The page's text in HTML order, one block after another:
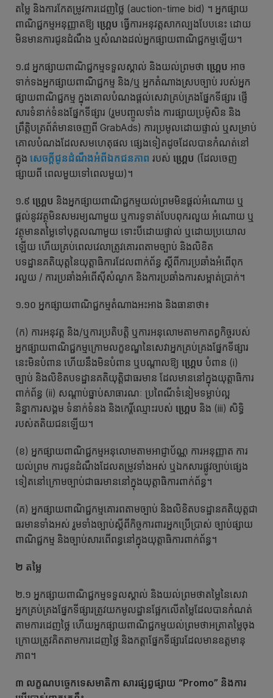
តម្លៃ និងការកែតម្រូវការដេញថ្លៃ (auction-time bid) ។ អ្នកផ្សាយ
ពាណិជ្ជកម្មអនុញ្ញាតឱ្យ ហ្គ្រេប ធ្វើការអនុវត្តសាកល្បងបែបនេះ ដោយ
មិនមានការជូនដំណឹង ឬសំណងដល់អ្នកផ្សាយពាណិជ្ជកម្មឡើយ។
១.៨ អ្នកផ្សាយពាណិជ្ជកម្មទទួលស្គាល់ និងយល់ព្រមថា ហ្គ្រេប អាច
ទាក់ទងអ្នកផ្សាយពាណិជ្ជកម្ម និង/ឬ អ្នកតំណាងស្របច្បាប់ របស់អ្នក
ផ្សាយពាណិជ្ជកម្ម ក្នុងគោលបំណងផ្តល់សេវាគ្រប់គ្រងផ្នែកទីផ្សារ ផ្ញើ
សារទំនាក់ទំនងផ្នែកទីផ្សារ (រួមបញ្ចូលទាំង ការផ្សាយប្រម៉ូសិន និង
ព្រឹត្តិបត្រព័ត៌មានចេញពី GrabAds) ការប្រមូលដោយផ្ទាល់ ឬសម្រាប់
គោលបំណងដែលសមហេតុផល ផ្សេងទៀតដូចដែលបានកំណត់នៅ
ក្នុង សេចក្តីជូនដំណឹងអំពីឯកជនភាព របស់ ហ្គ្រេប (ដែលចេញ
ផ្សាយពី ពេលមួយទៅពេលមួយ)។
១.៩ ហ្គ្រេប និងអ្នកផ្សាយពាណិជ្ជកម្មយល់ព្រមមិនផ្ដល់អំណោយ ឬ
ផ្ដល់នូវវត្ថុមិនសមរម្យណាមួយ ឬការទូទាត់បែបពុករលួយ អំណោយ ឬ
វត្ថុមានតម្លៃទៅបុគ្គលណាមួយ ទោះបីដោយផ្ទាល់ ឬដោយប្រយោល
ឡើយ ហើយគ្រប់ពេលវេលាត្រូវគោរពតាមច្បាប់ និងលិខិត
បទដ្ឋានគតិយុត្តនៃយុត្តាធិការដែលពាក់ព័ន្ធ ស្ដីពីការប្រឆាំងអំពើពុក
រលួយ / ការប្រឆាំងអំពើស៊ីសំណូក និងការប្រឆាំងការសម្អាត់ប្រាក់។
១.១០ អ្នកផ្សាយពាណិជ្ជកម្មតំណាងអះអាង និងធានាថា៖
(ក) ការអនុវត្ត និង/ឬការប្រតិបត្តិ ឬការអនុលោមតាមកាតព្វកិច្ចរបស់
អ្នកផ្សាយពាណិជ្ជកម្មក្រោមលក្ខខណ្ឌនៃសេវាអ្នកគ្រប់គ្រងផ្នែកទីផ្សារ
នេះមិនបំពាន ហើយនឹងមិនបំពាន ឬបណ្ដាលឱ្យ ហ្គ្រេប បំពាន (i)
ច្បាប់ និងលិខិតបទដ្ឋានគតិយុត្តិជាធរមាន ដែលមាននៅក្នុងយុត្តាធិការ
ពាក់ព័ន្ធ (ii) សណ្ដាប់ធ្នាប់សាធារណៈ ប្រពៃណីទំនៀមទម្លាប់ល្អ
និន្នាការសង្គម ទំនាក់ទំនង និងកេរ្តិ៍ឈ្មោះរបស់ ហ្គ្រេប និង (iii) សិទ្ធិ
របស់តតិយជនឡើយ។
(ខ) អ្នកផ្សាយពាណិជ្ជកម្មអនុលោមតាមអាជ្ញាប័ណ្ណ ការអនុញ្ញាត ការ
យល់ព្រម ការជូនដំណឹងដែលតម្រូវទាំងអស់ ឬឯកសារផ្លូវច្បាប់ផ្សេង
ទៀតនៅក្រោមច្បាប់ជាធរមាននៅក្នុងយុត្តាធិការពាក់ព័ន្ធ។
(គ) អ្នកផ្សាយពាណិជ្ជកម្មគោរពតាមច្បាប់ និងលិខិតបទដ្ឋានគតិយុត្តជា
ធរមានទាំងអស់ រួមទាំងច្បាប់ស្ដីពីកិច្ចការពារអ្នកប្រើប្រាស់ ច្បាប់ផ្សាយ
ពាណិជ្ជកម្ម និងច្បាប់សារពើពន្ធនៅក្នុងយុត្តាធិការពាក់ព័ន្ធ។
២ តម្លៃ
២.១ អ្នកផ្សាយពាណិជ្ជកម្មទទួលស្គាល់ និងយល់ព្រមថាតម្លៃនៃសេវា
អ្នកគ្រប់គ្រងផ្នែកទីផ្សារត្រូវយកមូលដ្ឋានផ្អែកលើតម្លៃដែលបានកំណត់
តាមការដេញថ្លៃ ហើយអ្នកផ្សាយពាណិជ្ជកម្មយល់ព្រមថាអត្រាតម្លៃចុង
ក្រោយត្រូវគិតតាមការដេញថ្លៃ និងកត្តាផ្នែកទីផ្សារដែលមានឧត្តមានុ
ភាព។
៣ លក្ខណបច្ចេកទេសមាតិកា សារផ្សព្វផ្សាយ “Promo” និងការ